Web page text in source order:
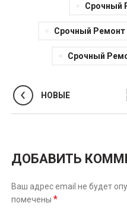
Срочный
Срочный
Срочный
НОВЫЕ
ДОБАВИТЬ
Ваш адрес email не будет
помечены*